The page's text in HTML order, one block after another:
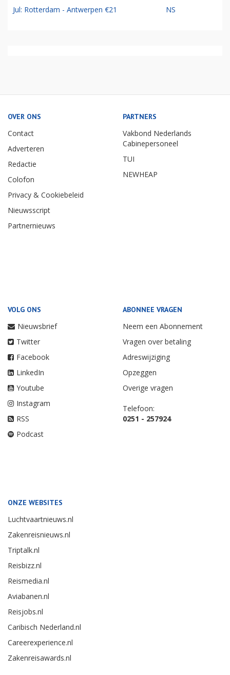
Jul: Rotterdam - Antwerpen €21 NS
OVER ONS
Contact
Adverteren
Redactie
Colofon
Privacy & Cookiebeleid
Nieuwsscript
Partnernieuws
PARTNERS
Vakbond Nederlands
Cabinepersoneel
TUI
NEWHEAP
VOLG ONS
Nieuwsbrief
Twitter
Facebook
LinkedIn
Youtube
Instagram
RSS
Podcast
ABONNEE VRAGEN
Neem een Abonnement
Vragen over betaling
Adreswijziging
Opzeggen
Overige vragen
Telefoon:
0251 - 257924
ONZE WEBSITES
Luchtvaartnieuws.nl
Zakenreisnieuws.nl
Triptalk.nl
Reisbizz.nl
Reismedia.nl
Aviabanen.nl
Reisjobs.nl
Caribisch Nederland.nl
Careerexperience.nl
Zakenreisawards.nl